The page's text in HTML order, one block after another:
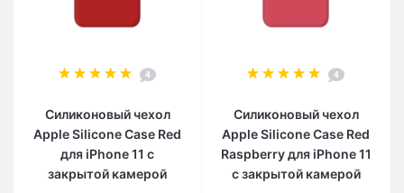
4
Силиконовый чехол
Apple Silicone Case Red
для iPhone 11 с
закрытой камерой
4
Силиконовый чехол
Apple Silicone Case Red
Raspberry для iPhone 11
с закрытой камерой